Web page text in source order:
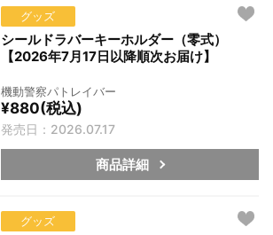
グッズ
シールドラバーキーホルダー（零式）
【2026年7月17日以降順次お届け】
機動警察パトレイバー
¥880(税込)
発売日：2026.07.17
商品詳細
グッズ